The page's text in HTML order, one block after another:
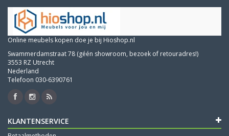
Online meubels kopen doe je bij Hioshop.nl
Swammerdamstraat 78 (géén showroom, bezoek of retouradres!)
3553 RZ Utrecht
Nederland
Telefoon 030-6390761
KLANTENSERVICE